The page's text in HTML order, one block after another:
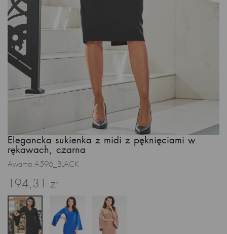
Elegancka sukienka z midi z pęknięciami w
rękawach, czarna
Awama A596_BLACK
194,31 zł